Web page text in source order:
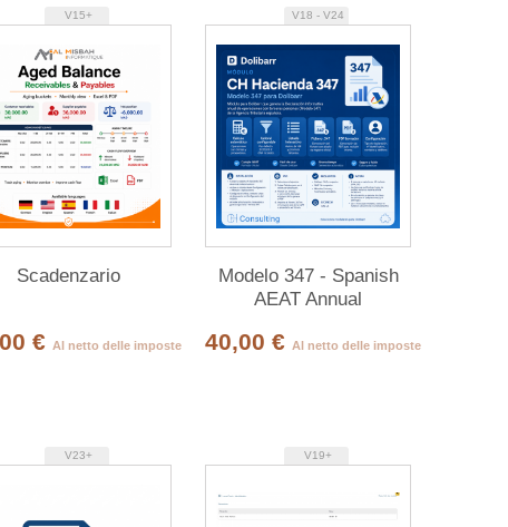
V15+
Scadenzario
€ Al netto delle imposte
V18 - V24
Modelo 347 - Spanish
AEAT Annual
40,00 € Al netto delle imposte
V23+ V19+